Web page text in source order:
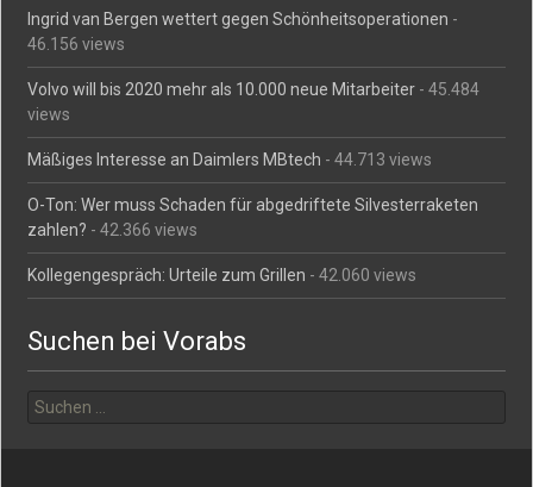
Ingrid van Bergen wettert gegen Schönheitsoperationen -
46.156 views
Volvo will bis 2020 mehr als 10.000 neue Mitarbeiter - 45.484
views
Mäßiges Interesse an Daimlers MBtech - 44.713 views
O-Ton: Wer muss Schaden für abgedriftete Silvesterraketen
zahlen? - 42.366 views
Kollegengespräch: Urteile zum Grillen - 42.060 views
Suchen bei Vorabs
nach: